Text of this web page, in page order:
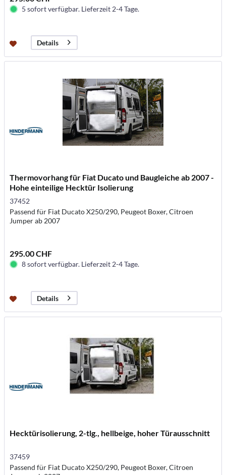
5 sofort verfügbar. Lieferzeit 2-4 Tage.
Details
Thermovorhang für Fiat Ducato und Baugleiche ab 2007 -
Hohe einteilige Hecktür Isolierung
37452
Passend für Fiat Ducato X250/290, Peugeot Boxer, Citroen
Jumper ab 2007
295.00 CHF
8 sofort verfügbar. Lieferzeit 2-4 Tage.
Details
Hecktürisolierung, 2-tlg., hellbeige, hoher Türausschnitt
37459
Passend für Fiat Ducato X250/290, Peugeot Boxer, Citroen